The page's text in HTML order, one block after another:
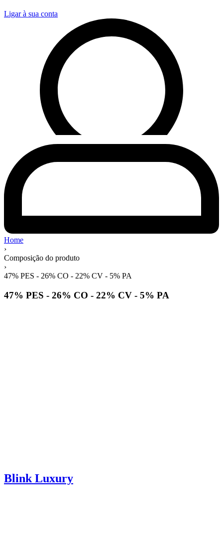
Ligar à sua conta
Home
›
Composição do produto
›
47% PES - 26% CO - 22% CV - 5% PA
47% PES - 26% CO - 22% CV - 5% PA
Blink Luxury